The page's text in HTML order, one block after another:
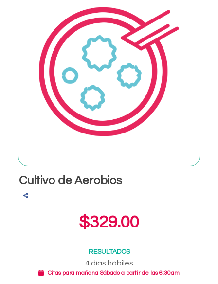
Cultivo de Aerobios
$329.00
RESULTADOS
4 días hábiles
Citas para mañana Sábado a partir de las 6:30am